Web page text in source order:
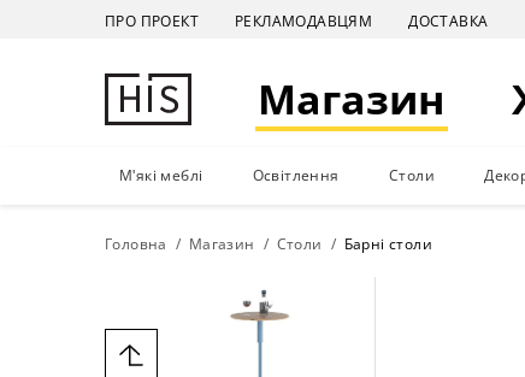
ПРО ПРОЕКТ РЕКЛАМОДАВЦЯМ ДОСТАВКА
Магазин
М'які меблі Освітлення Столи
Головна Магазин Столи Барні столи